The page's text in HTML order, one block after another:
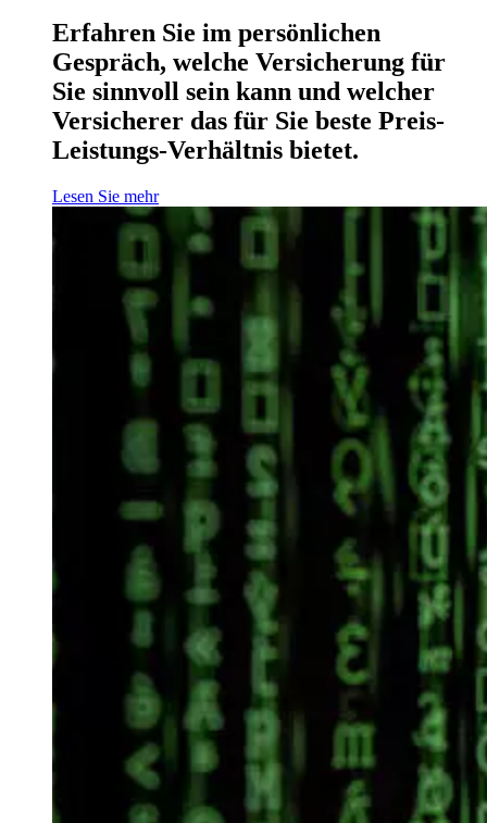
Erfahren Sie im persönlichen
Gespräch, welche Versicherung für
Sie sinnvoll sein kann und welcher
Versicherer das für Sie beste Preis-
Leistungs-Verhältnis bietet.
Lesen Sie mehr